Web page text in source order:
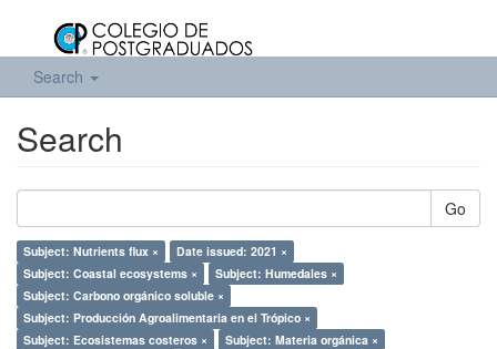
Search
Search
Go
Subject: Nutrients flux ×
Date issued: 2021 ×
Subject: Coastal ecosystems ×
Subject: Humedales ×
Subject: Carbono orgánico soluble ×
Subject: Producción Agroalimentaria en el Trópico ×
Subject: Ecosistemas costeros ×
Subject: Materia orgánica ×